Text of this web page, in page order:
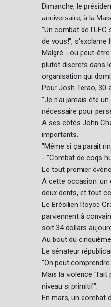
Dimanche, le
anniversaire, à la
"Un combat de l'UFC
de vous!", s'exclame
Malgré - ou peut-
plutôt discrets dans
organisation qui
Pour Josh Terao, 30
"Je n'ai jamais été
nécessaire pour
A ses côtés John
importants.
"Même si ça paraît
- "Combat de coqs
Le tout premier
A cette occasion, un
deux dents, et tout
Le Brésilien Royce
parviennent à
soit 34 dollars
Au bout du
Le sénateur
"On peut
Mais la violence "fait
niveau si primitif".
En mars, un combat